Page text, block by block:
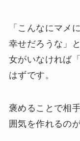
「こんなにマメ
幸せだろうな」
女がいなければ
はずです。
褒めることで相
囲気を作れるの